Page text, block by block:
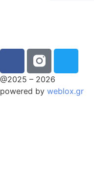
@2025 – 2026
powered by weblox.gr